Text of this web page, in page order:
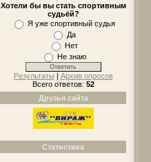
Хотели бы вы стать спортивным
судьёй?
Я уже спортивный судья
Да
Нет
Не знаю
Результаты | Архив опросов
Всего ответов: 52
Друзья сайта
Статистика